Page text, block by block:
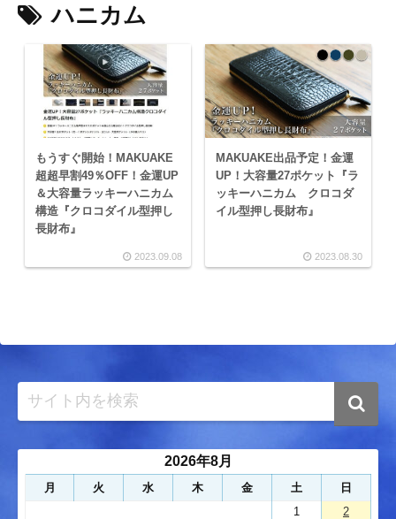
ハニカム
もうすぐ開始！MAKUAKE
超超早割49％OFF！金運UP
＆大容量ラッキーハニカム
構造『クロコダイル型押し
長財布』
2023.09.08
MAKUAKE出品予定！金運
UP！大容量27ポケット『ラ
ッキーハニカム クロコダ
イル型押し長財布』
2023.08.30
2026年8月
月 火 水 木 金 土
日
1
2